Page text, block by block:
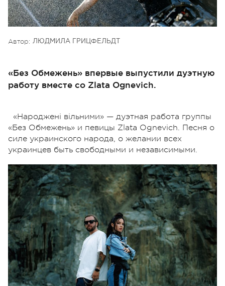
Автор: ЛЮДМИЛА ГРИЦФЕЛЬДТ
«Без Обмежень» впервые выпустили дуэтную
работу вместе со Zlata Ognevich.
«Народжені вільними» — дуэтная работа группы
«Без Обмежень» и певицы Zlata Ognevich. Песня о
силе украинского народа, о желании всех
украинцев быть свободными и независимыми.